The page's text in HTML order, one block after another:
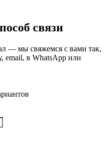
связи
— мы свяжемся с вами так,
email, в WhatsApp или